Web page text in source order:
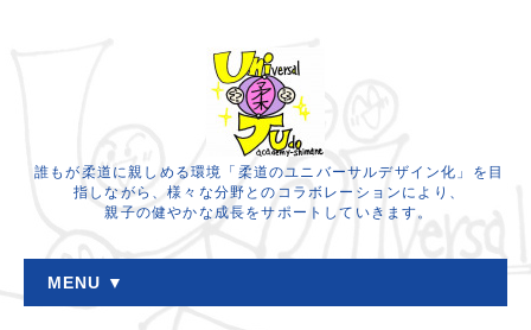
誰もが柔道に親しめる環境「柔道のユニバーサルデザイン化」を目
指しながら、様々な分野とのコラボレーションにより、
親子の健やかな成長をサポートしていきます。
MENU ▼